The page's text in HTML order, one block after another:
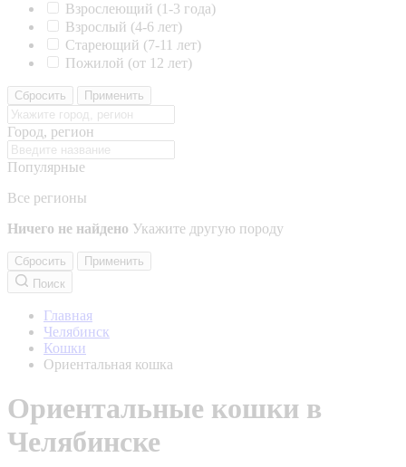
Взрослеющий (1-3 года)
Взрослый (4-6 лет)
Стареющий (7-11 лет)
Пожилой (от 12 лет)
Сбросить Применить
Город, регион
Популярные
Все регионы
Ничего не найдено Укажите другую породу
Сбросить
Применить
Поиск
Главная
Челябинск
Кошки
Ориентальная кошка
Ориентальные кошки в
Челябинске